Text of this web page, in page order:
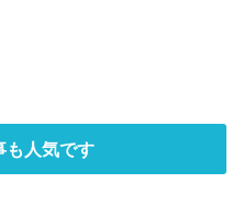
も人気です